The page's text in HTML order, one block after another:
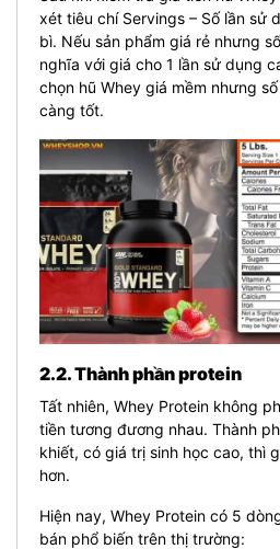
xét tiêu chí Servings – Số lần sử
bì. Nếu sản phẩm giá rẻ nhưng
nghĩa với giá cho 1 lần sử dụng
chọn hũ Whey giá mềm nhưng
càng tốt.
2.2. Thành phần protein
Tất nhiên, Whey Protein không
tiền tương đương nhau. Thành
khiết, có giá trị sinh học cao, thì
hơn.
Hiện nay, Whey Protein có 5
bán phổ biến trên thị trường: